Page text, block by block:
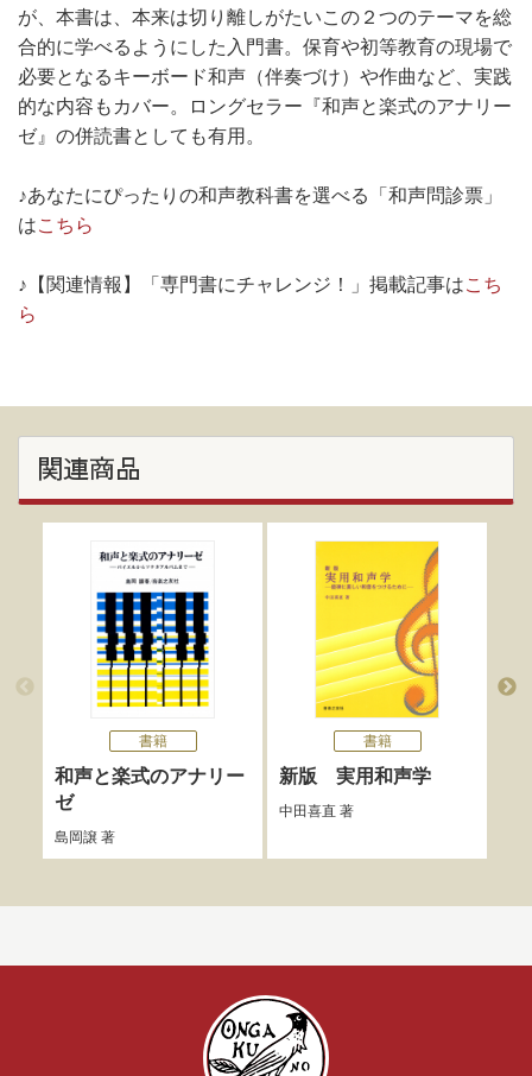
が、本書は、本来は切り離しがたいこの２つのテーマを総
合的に学べるようにした入門書。保育や初等教育の現場で
必要となるキーボード和声（伴奏づけ）や作曲など、実践
的な内容もカバー。ロングセラー『和声と楽式のアナリー
ゼ』の併読書としても有用。
♪あなたにぴったりの和声教科書を選べる「和声問診票」
はこちら
♪【関連情報】「専門書にチャレンジ！」掲載記事はこち
ら
関連商品
書籍
和声と楽式のアナリー
ゼ
島岡譲著
書籍
新版 実用和声学
中田喜直著